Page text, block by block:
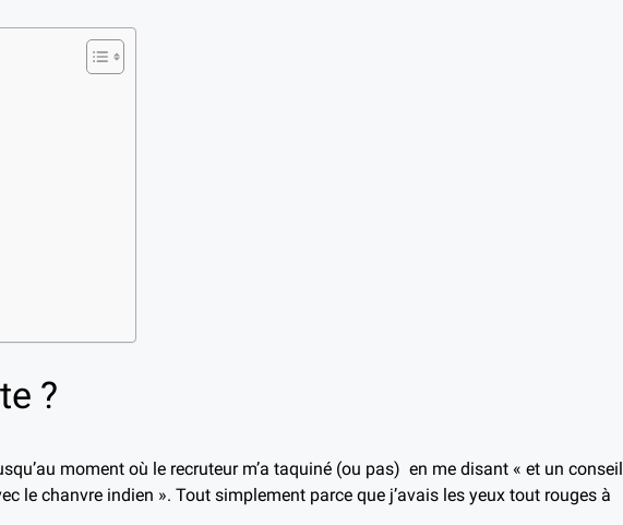
?
moment où le recruteur m’a taquiné (ou pas) en me disant « et un conseil
le chanvre indien ». Tout simplement parce que j’avais les yeux tout rouges à